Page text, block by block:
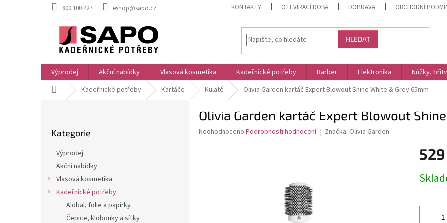
na
800 100 427 eshop@sapo.cz KONTAKTY OTEVÍRACÍ DOBA DOPRAVA OBCHODNÍ
HLEDAT
Výprodej Akční nabídky Vlasová kosmetika Kadeřnické potřeby Barber Elektronika Nůžky,
Domů Kadeřnické potřeby Kartáče Kulaté Olivia Garden kartáč Expert Blowout Shine White & Grey 65mm
kategorie
Kategorie
Výprodej
Akční nabídky
Vlasová kosmetika
Kadeřnické potřeby
Alobal, folie a papírky
Čepice, klobouky a síťky
Olivia Garden kartáč Expert Blowout
Průměrné
Neohodnoceno Podrobnosti hodnocení Značka: Olivia Garden
cena: